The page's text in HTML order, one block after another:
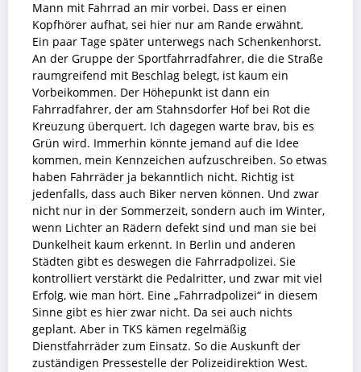
Mann mit Fahrrad an mir vorbei. Dass er einen
Kopfhörer aufhat, sei hier nur am Rande erwähnt.
Ein paar Tage später unterwegs nach Schenkenhorst.
An der Gruppe der Sportfahrradfahrer, die die Straße
raumgreifend mit Beschlag belegt, ist kaum ein
Vorbeikommen. Der Höhepunkt ist dann ein
Fahrradfahrer, der am Stahnsdorfer Hof bei Rot die
Kreuzung überquert. Ich dagegen warte brav, bis es
Grün wird. Immerhin könnte jemand auf die Idee
kommen, mein Kennzeichen aufzuschreiben. So etwas
haben Fahrräder ja bekanntlich nicht. Richtig ist
jedenfalls, dass auch Biker nerven können. Und zwar
nicht nur in der Sommerzeit, sondern auch im Winter,
wenn Lichter an Rädern defekt sind und man sie bei
Dunkelheit kaum erkennt. In Berlin und anderen
Städten gibt es deswegen die Fahrradpolizei. Sie
kontrolliert verstärkt die Pedalritter, und zwar mit viel
Erfolg, wie man hört. Eine „Fahrradpolizei“ in diesem
Sinne gibt es hier zwar nicht. Da sei auch nichts
geplant. Aber in TKS kämen regelmäßig
Dienstfahrräder zum Einsatz. So die Auskunft der
zuständigen Pressestelle der Polizeidirektion West.